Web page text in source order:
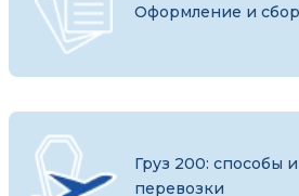
Оформление и
Груз 200: способы
перевозки